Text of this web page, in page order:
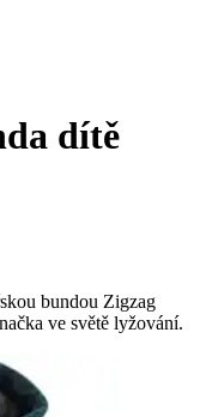
dítě
bundou Zigzag
ve světě lyžování.